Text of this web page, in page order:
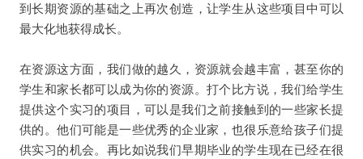
到长期资源的基础之上再次创造，让学生从这些项目中可以
最大化地获得成长。
在资源这方面，我们做的越久，资源就会越丰富，甚至你的
学生和家长都可以成为你的资源。打个比方说，我们给学生
提供这个实习的项目，可以是我们之前接触到的一些家长提
供的。他们可能是一些优秀的企业家，也很乐意给孩子们提
供实习的机会。再比如说我们早期毕业的学生现在已经在很